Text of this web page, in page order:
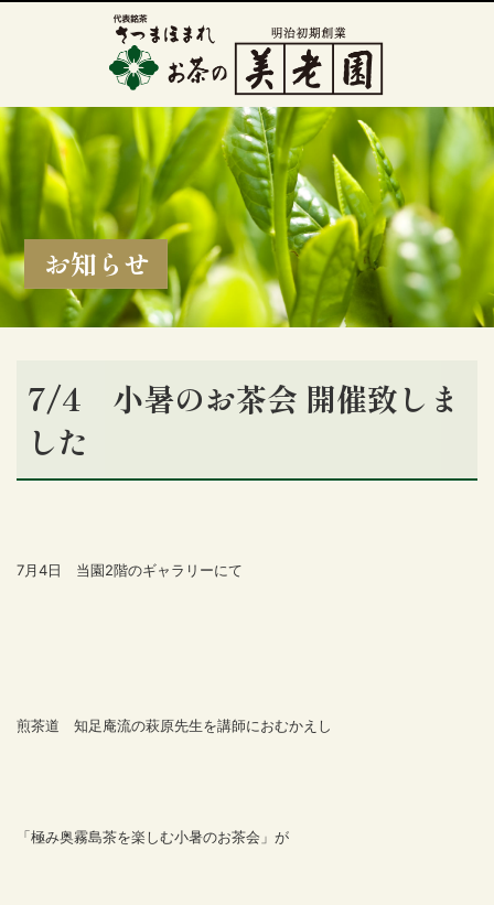
お知らせ
7/4 小暑のお茶会 開催致しま
した
7月4日 当園2階のギャラリーにて
煎茶道 知足庵流の萩原先生を講師におむかえし
「極み奥霧島茶を楽しむ小暑のお茶会」が